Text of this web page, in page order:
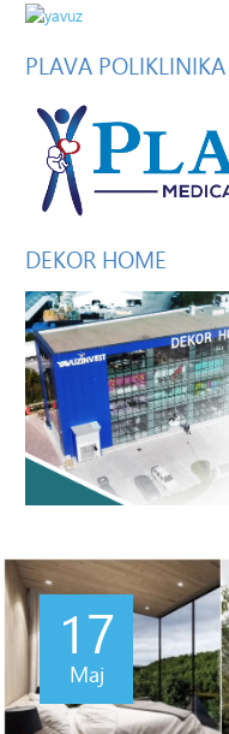
PLAVA POLIKLINIKA
DEKOR HOME
17
Maj